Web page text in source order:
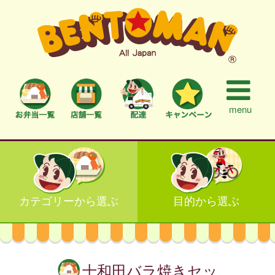
menu
カテゴリーから選ぶ 目的から選ぶ
十和田バラ焼きセッ